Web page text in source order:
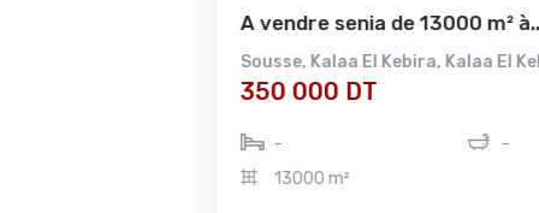
A vendre senia de 13000 m² à...
Kalaa El Kebira,Kalaa El Kebira